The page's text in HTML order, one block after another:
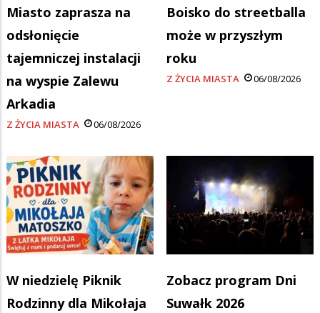
Miasto zaprasza na
odsłonięcie
tajemniczej instalacji
na wyspie Zalewu
Arkadia
Z ŻYCIA MIASTA 06/08/2026
Boisko do streetballa
może w przyszłym
roku
Z ŻYCIA MIASTA 06/08/2026
W niedzielę Piknik
Rodzinny dla Mikołaja
Zobacz program Dni
Suwałk 2026